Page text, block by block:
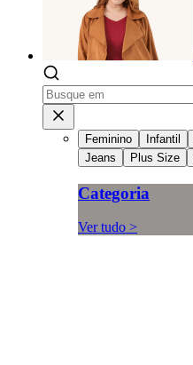
Feminino Infantil
Jeans
Plus Size
Categoria
Ver tudo >